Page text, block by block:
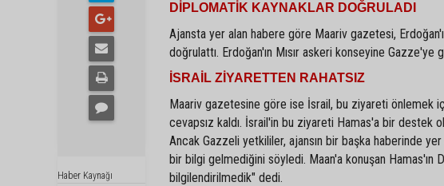
Haber Kaynağı
DİPLOMATİK KAYNAKLAR DOĞRULADI
Ajansta yer alan habere göre Maariv gazetesi,
doğrulattı. Erdoğan'ın Mısır askeri konseyine
İSRAİL ZİYARETTEN RAHATSIZ
Maariv gazetesine göre ise İsrail, bu ziyareti önlemek
cevapsız kaldı. İsrail'in bu ziyareti Hamas'a bir destek
Ancak Gazzeli yetkililer, ajansın bir başka haberinde
bir bilgi gelmediğini söyledi. Maan'a konuşan Hamas'ın
bilgilendirilmedik" dedi.